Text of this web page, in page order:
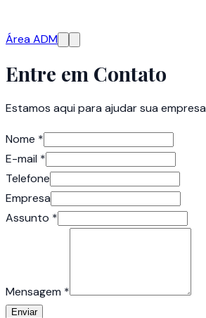
Área ADM
Entre em Contato
Estamos aqui para ajudar sua empresa
Nome *
E-mail *
Telefone
Empresa
Assunto *
Mensagem *
Enviar